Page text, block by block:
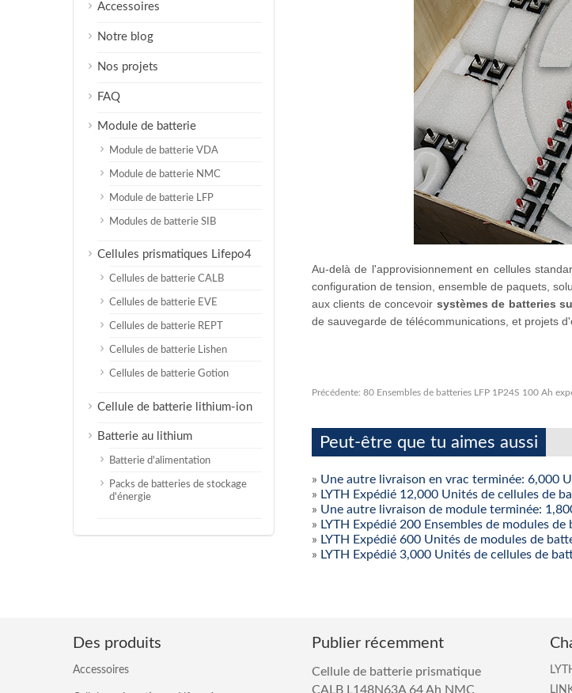
Au-delà de l'approvisionnement en cellules
configuration de tension, ensemble de paquets,
aux clients de concevoir systèmes de batteries
de sauvegarde de télécommunications, et projets
Précédente: 80 Ensembles de batteries LFP 1P24S 100 Ah
Peut-être que tu aimes aussi
» Une autre livraison en vrac terminée: 6,000
» LYTH Expédié 12,000 Unités de cellules de
» Une autre livraison de module terminée:
» LYTH Expédié 200 Ensembles de modules
» LYTH Expédié 600 Unités de modules de
» LYTH Expédié 3,000 Unités de cellules de
Accessoires
Notre blog
Nos projets
FAQ
Module de batterie
Module de batterie VDA
Module de batterie NMC
Module de batterie LFP
Modules de batterie SIB
Cellules prismatiques Lifepo4
Cellules de batterie CALB
Cellules de batterie EVE
Cellules de batterie REPT
Cellules de batterie Lishen
Cellules de batterie Gotion
Cellule de batterie lithium-ion
Batterie au lithium
Batterie d'alimentation
Packs de batteries de stockage
d'énergie
Des produits
Accessoires
Publier récemment
Cellule de batterie prismatique
CALB L148N63A 64 Ah NMC